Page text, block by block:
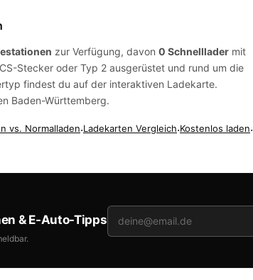
zur Verfügung, davon 0 Schnelllader mit
Stecker oder Typ 2 ausgerüstet und rund um die
findest du auf der interaktiven Ladekarte.
Baden-Württemberg.
vs. Normalladen·Ladekarten Vergleich·Kostenlos laden·
& E-Auto-Tipps